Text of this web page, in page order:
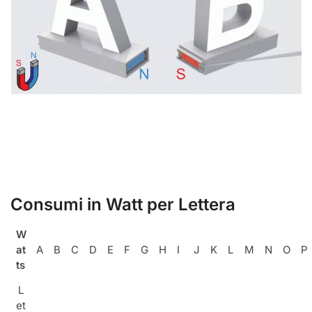
Consumi in Watt per Lettera
W
at
ts
A B C D E F G H I J K L M N O P
L
et